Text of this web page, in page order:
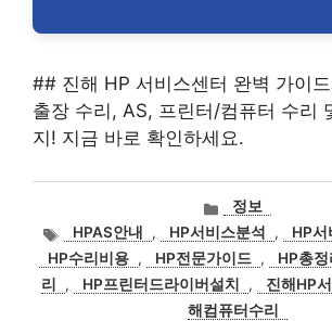
## 진해 HP 서비스센터 완벽 가이
출장 수리, AS, 프린터/컴퓨터 수리
지! 지금 바로 확인하세요.
카
테
고
리
정보
태
그
HPAS안내 , HP서비스분석 , HP
HP수리비용 , HP전문가이드 , HP총정
리
, HP프린터드라이버설치 , 진해HP
해컴퓨터수리